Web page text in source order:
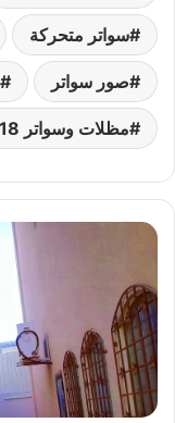
سواتر متحركة
صور سواتر
مظلات وسواتر 2018